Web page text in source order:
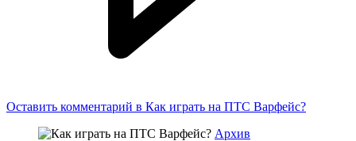
Оставить комментарий в Как играть на ПТС Варфейс?
Архив